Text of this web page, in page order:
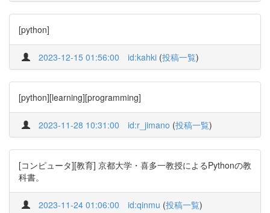
[python]
2023-12-15 01:56:00 id:kahki (投稿一覧)
[python][learning][programming]
2023-11-28 10:31:00 id:r_jimano (投稿一覧)
[コンピュータ][教育] 京都大学・喜多一教授によるPythonの教
科書。
2023-11-24 01:06:00 id:qinmu (投稿一覧)